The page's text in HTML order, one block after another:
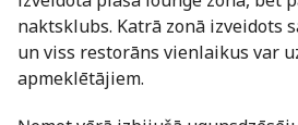
naktsklubs. Katrā zonā izveidots
un viss restorāns vienlaikus var
apmeklētājiem.